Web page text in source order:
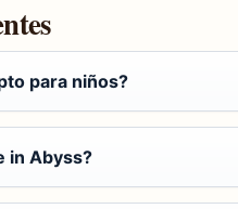
para niños?
in Abyss?